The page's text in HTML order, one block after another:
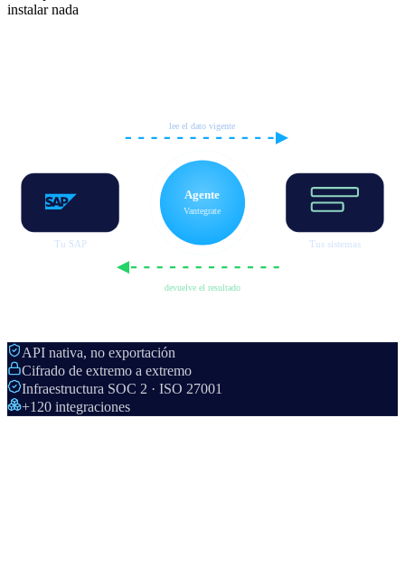
instalar nada
lee el dato vigente
devuelve el resultado
Tu SAP
Agente
Vantegrate
Tus sistemas
API nativa, no exportación
Cifrado de extremo a extremo
Infraestructura SOC 2 · ISO 27001
+120 integraciones